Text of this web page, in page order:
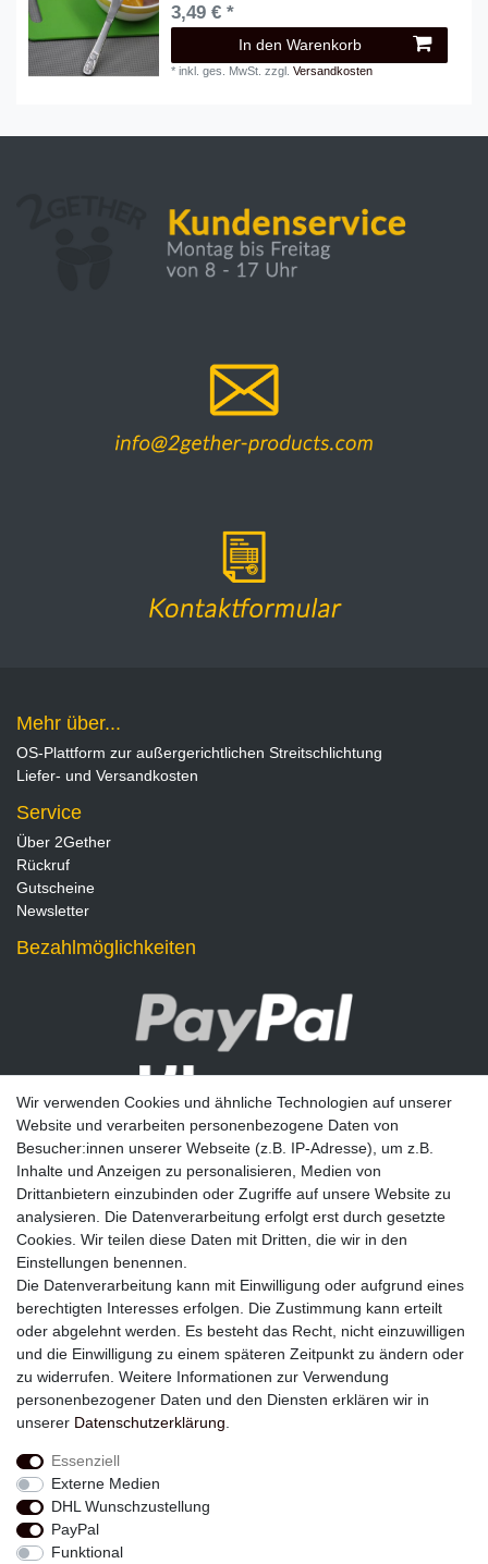
3,49 € *
In den Warenkorb
*inkl. ges. MwSt. zzgl.Versandkosten
Mehr über...
OS-Plattform zur außergerichtlichen Streitschlichtung
Liefer- und Versandkosten
Service
Über 2Gether
Rückruf
Gutscheine
Newsletter
Bezahlmöglichkeiten
Newsletter
E-MAIL **
Einwilligung kann ich jederzeit widerrufen.**
Abonnieren
Widerrufs­recht
Wir verwenden Cookies und ähnliche Technologien auf unserer
Website und verarbeiten personenbezogene Daten von
Besucher:innen unserer Webseite (z.B. IP-Adresse), um z.B.
Inhalte und Anzeigen zu personalisieren, Medien von
Drittanbietern einzubinden oder Zugriffe auf unsere Website zu
analysieren. Die Datenverarbeitung erfolgt erst durch gesetzte
Cookies. Wir teilen diese Daten mit Dritten, die wir in den
Einstellungen benennen.
Die Datenverarbeitung kann mit Einwilligung oder aufgrund eines
berechtigten Interesses erfolgen. Die Zustimmung kann erteilt
oder abgelehnt werden. Es besteht das Recht, nicht einzuwilligen
und die Einwilligung zu einem späteren Zeitpunkt zu ändern oder
zu widerrufen. Weitere Informationen zur Verwendung
personenbezogener Daten und den Diensten erklären wir in
unserer Daten­schutz­erklärung
Essenziell
Externe Medien
DHL Wunschzustellung
PayPal
Funktional